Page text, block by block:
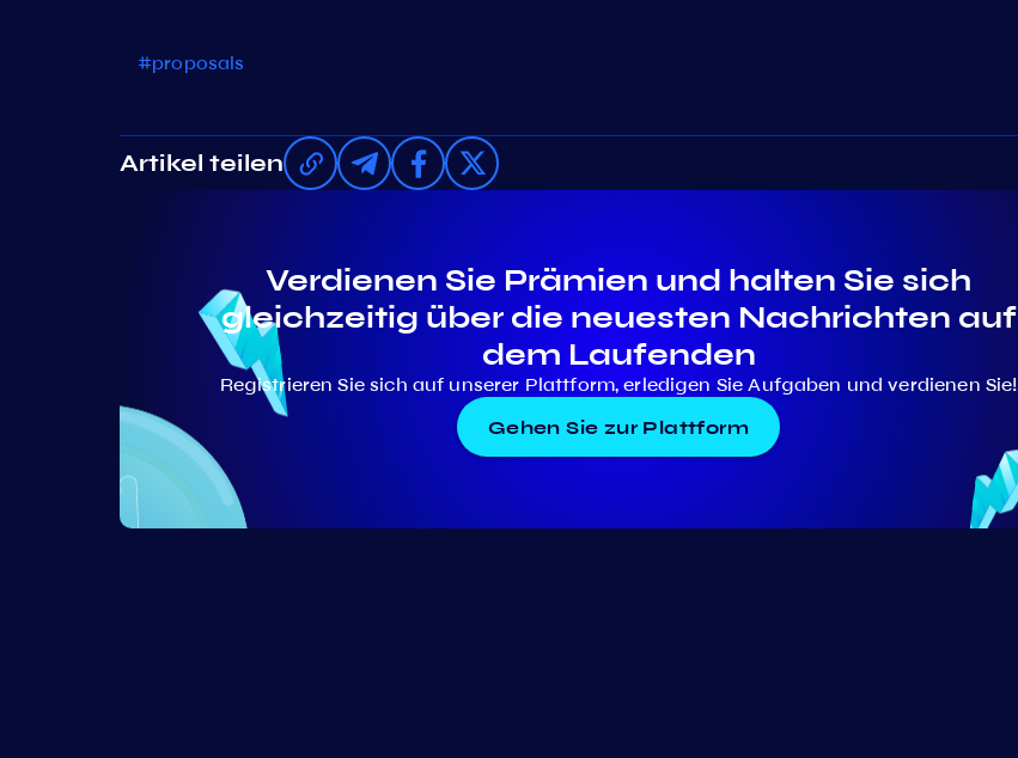
#proposals
Artikel teilen
Verdienen Sie Prämien und halten Sie sich
gleichzeitig über die neuesten Nachrichten auf
dem Laufenden
Registrieren Sie sich auf unserer Plattform, erledigen Sie Aufgaben und verdienen Sie!
Gehen Sie zur Plattform